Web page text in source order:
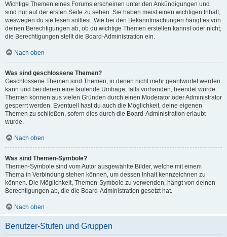
Wichtige Themen eines Forums erscheinen unter den Ankündigungen und
sind nur auf der ersten Seite zu sehen. Sie haben meist einen wichtigen Inhalt,
weswegen du sie lesen solltest. Wie bei den Bekanntmachungen hängt es von
deinen Berechtigungen ab, ob du wichtige Themen erstellen kannst oder nicht;
die Berechtigungen stellt die Board-Administration ein.
Nach oben
Was sind geschlossene Themen?
Geschlossene Themen sind Themen, in denen nicht mehr geantwortet werden
kann und bei denen eine laufende Umfrage, falls vorhanden, beendet wurde.
Themen können aus vielen Gründen durch einen Moderator oder Administrator
gesperrt werden. Eventuell hast du auch die Möglichkeit, deine eigenen
Themen zu schließen, sofern dies durch die Board-Administration erlaubt
wurde.
Nach oben
Was sind Themen-Symbole?
Themen-Symbole sind vom Autor ausgewählte Bilder, welche mit einem
Thema in Verbindung stehen können, um dessen Inhalt kennzeichnen zu
können. Die Möglichkeit, Themen-Symbole zu verwenden, hängt von deinen
Berechtigungen ab, die die Board-Administration gesetzt hat.
Nach oben
Benutzer-Stufen und Gruppen